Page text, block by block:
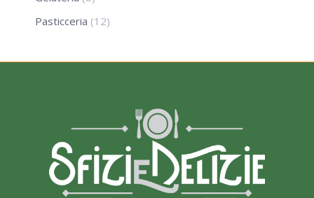
Pasticceria (12)